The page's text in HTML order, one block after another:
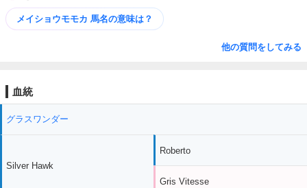
メイショウモモカ 馬名の意味は？
他の質問をしてみる
血統
グラスワンダー
Silver Hawk
Roberto
Gris Vitesse